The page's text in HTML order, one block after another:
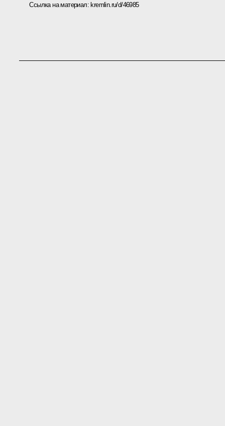
Ссылка на материал: kremlin.ru/d/46985